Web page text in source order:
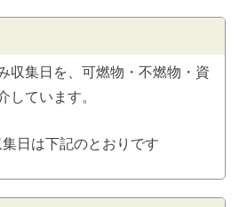
収集日を、可燃物・不燃物・資
しています。
日は下記のとおりです